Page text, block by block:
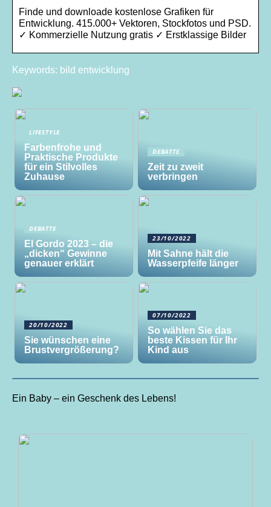
Finde und downloade kostenlose Grafiken für
Entwicklung. 415.000+ Vektoren, Stockfotos und PSD.
✓ Kommerzielle Nutzung gratis ✓ Erstklassige Bilder
Keywords: bild entwicklung
LIFESTYLE
Farbenfrohe und
Praktische Produkte
für ein Stilvolles
Zuhause
DEBATTE
Zeit zu zweit
verbringen
DEBATTE
El Gordo 2023 – die
„dicken“ Gewinne
genauer erklärt
23/10/2022
Mit Sahne hält die
Wasserpfeife länger
20/10/2022
Sie wünschen eine
Brustvergrößerung?
07/10/2022
So wählen Sie das
beste Kissen für Ihr
Kind aus
Ein Baby – ein Geschenk des Lebens!